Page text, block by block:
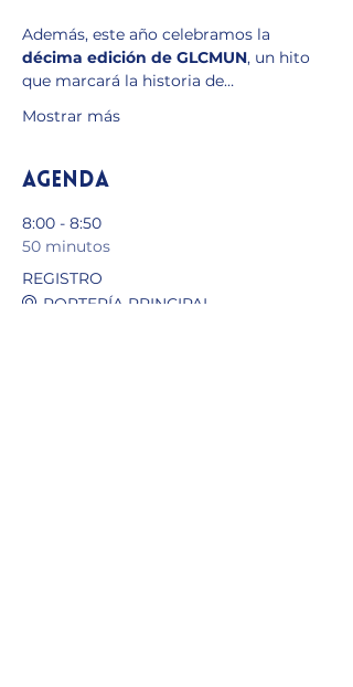
Además, este año celebramos la
décima edición de GLCMUN, un hito
que marcará la historia de…
Mostrar más
Agenda
8:00 - 8:50
50 minutos
REGISTRO
PORTERÍA PRINCIPAL